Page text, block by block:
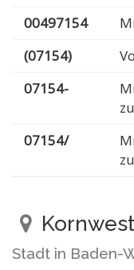
00497154
(07154)
07154-
07154/
Stadt in Baden-